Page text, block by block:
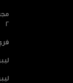
2